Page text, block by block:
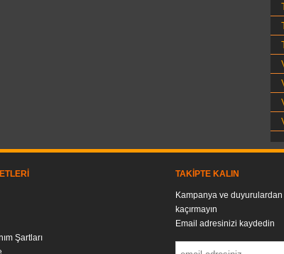
Şartları
TAKIPTE KALIN
Kampanya ve duyurulardan
kaçırmayın
Email adresinizi kaydedin